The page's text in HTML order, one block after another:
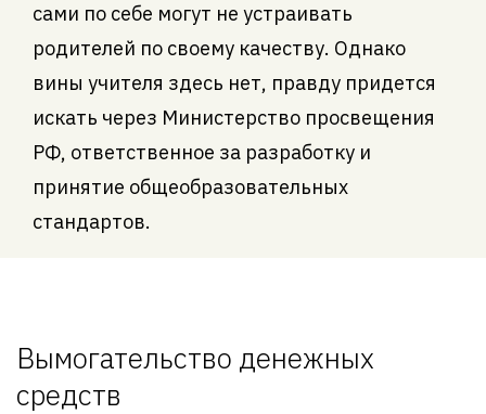
сами по себе могут не устраивать
родителей по своему качеству. Однако
вины учителя здесь нет, правду придется
искать через Министерство просвещения
РФ, ответственное за разработку и
принятие общеобразовательных
стандартов.
Вымогательство денежных
средств